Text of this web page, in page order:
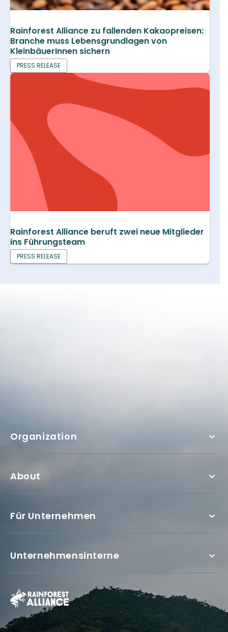
Rainforest Alliance zu fallenden Kakaopreisen:
Branche muss Lebensgrundlagen von
KleinbäuerInnen sichern
PRESS RELEASE
Rainforest Alliance beruft zwei neue Mitglieder
ins Führungsteam
PRESS RELEASE
Organization
About
Für Unternehmen
Unternehmensinterne